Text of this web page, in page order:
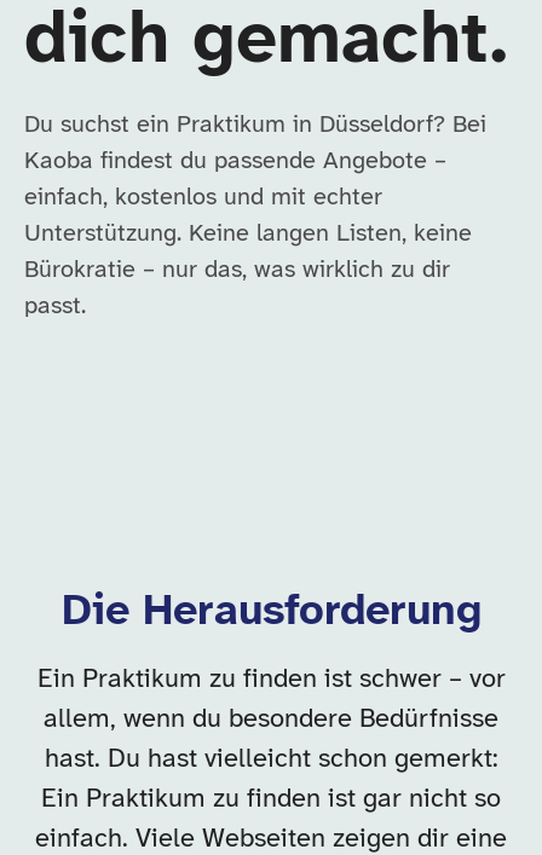
dich gemacht.
Du suchst ein Praktikum in Düsseldorf? Bei
Kaoba findest du passende Angebote –
einfach, kostenlos und mit echter
Unterstützung. Keine langen Listen, keine
Bürokratie – nur das, was wirklich zu dir
passt.
Die Herausforderung
Ein Praktikum zu finden ist schwer – vor
allem, wenn du besondere Bedürfnisse
hast. Du hast vielleicht schon gemerkt:
Ein Praktikum zu finden ist gar nicht so
einfach. Viele Webseiten zeigen dir eine